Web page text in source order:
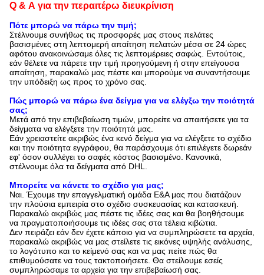
Q & Α για την περαιτέρω διευκρίνιση
Πότε μπορώ να πάρω την τιμή;
Στέλνουμε συνήθως τις προσφορές μας στους πελάτες
βασισμένες στη λεπτομερή απαίτηση πελατών μέσα σε 24 ώρες
αφότου ανακοινώσαμε όλες τις λεπτομέρειες σαφώς. Εντούτοις,
εάν θέλετε να πάρετε την τιμή προηγούμενη ή στην επείγουσα
απαίτηση, παρακαλώ μας πέστε και μπορούμε να συναντήσουμε
την υπόδειξη ως προς το χρόνο σας.
Πώς μπορώ να πάρω ένα δείγμα για να ελέγξω την ποιότητά
σας;
Μετά από την επιβεβαίωση τιμών, μπορείτε να απαιτήσετε για τα
δείγματα να ελέγξετε την ποιότητά μας.
Εάν χρειαστείτε ακριβώς ένα κενό δείγμα για να ελέγξετε το σχέδιο
και την ποιότητα εγγράφου, θα παράσχουμε ότι επιλέγετε δωρεάν
εφ' όσον συλλέγει το σαφές κόστος βασισμένο. Κανονικά,
στέλνουμε όλα τα δείγματα από DHL.
Μπορείτε να κάνετε το σχέδιο για μας;
Ναι. Έχουμε την επαγγελματική ομάδα Ε&Α μας που διατάζουν
την πλούσια εμπειρία στο σχέδιο συσκευασίας και κατασκευή.
Παρακαλώ ακριβώς μας πέστε τις ιδέες σας και θα βοηθήσουμε
να πραγματοποιήσουμε τις ιδέες σας στα τέλεια κιβώτια.
Δεν πειράζει εάν δεν έχετε κάποιο για να συμπληρώσετε τα αρχεία,
παρακαλώ ακριβώς να μας στείλετε τις εικόνες υψηλής ανάλυσης,
το λογότυπο και το κείμενό σας και να μας πείτε πώς θα
επιθυμούσατε να τους τακτοποιήσετε. Θα στείλουμε εσείς
συμπληρώσαμε τα αρχεία για την επιβεβαίωσή σας.